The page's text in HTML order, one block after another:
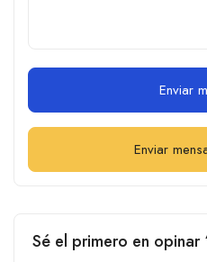
Enviar
Enviar
Sé el primero en opinar